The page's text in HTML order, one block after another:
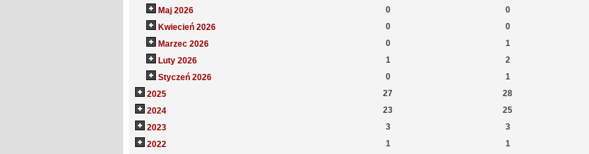
Maj 2026
0 0
Kwiecień 2026
0 0
Marzec 2026
0 1
Luty 2026
1 2
Styczeń 2026
0 1
2025
27 28
2024
23 25
2023
3 3
2022
1 1